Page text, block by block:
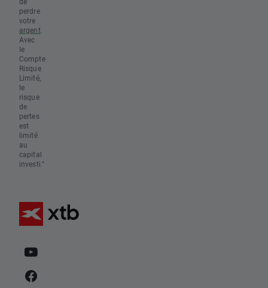
perdre
votre
argent.
Avec
le
Compte
Risque
Limité,
le
risque
de
pertes
est
limité
au
capital
investi."